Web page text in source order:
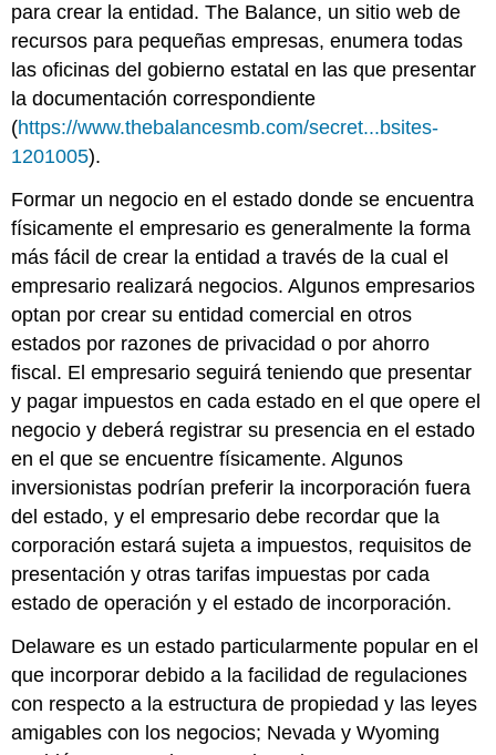
para crear la entidad. The Balance, un sitio web de
recursos para pequeñas empresas, enumera todas
las oficinas del gobierno estatal en las que presentar
la documentación correspondiente
(https://www.thebalancesmb.com/secret...bsites-
1201005).
Formar un negocio en el estado donde se encuentra
físicamente el empresario es generalmente la forma
más fácil de crear la entidad a través de la cual el
empresario realizará negocios. Algunos empresarios
optan por crear su entidad comercial en otros
estados por razones de privacidad o por ahorro
fiscal. El empresario seguirá teniendo que presentar
y pagar impuestos en cada estado en el que opere el
negocio y deberá registrar su presencia en el estado
en el que se encuentre físicamente. Algunos
inversionistas podrían preferir la incorporación fuera
del estado, y el empresario debe recordar que la
corporación estará sujeta a impuestos, requisitos de
presentación y otras tarifas impuestas por cada
estado de operación y el estado de incorporación.
Delaware es un estado particularmente popular en el
que incorporar debido a la facilidad de regulaciones
con respecto a la estructura de propiedad y las leyes
amigables con los negocios; Nevada y Wyoming